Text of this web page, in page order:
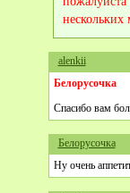
нескольких
alenkii
Белорусочка
Спасибо вам
Белорусочка
Ну очень